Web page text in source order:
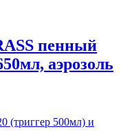
пенный
аэрозоль